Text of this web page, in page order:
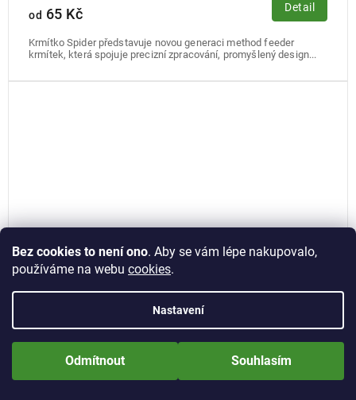
Bez cookies to není ono. Aby se vám lépe nakupovalo,
používáme na webu cookies.
Nastavení
Odmítnout Souhlasím
Nově zaregistrované zákazníci obdrží slevu 5% hned po prvním
přihlášení! Sleva se nevztahuje na jíž zlevněné zboží! Přejeme Vám
od 65 Kč Detail
Krmítko Spider představuje novou generaci method feeder
krmítek, která spojuje precizní zpracování, promyšlený design...
Zfish konektory Quick Change Beads 10 ks